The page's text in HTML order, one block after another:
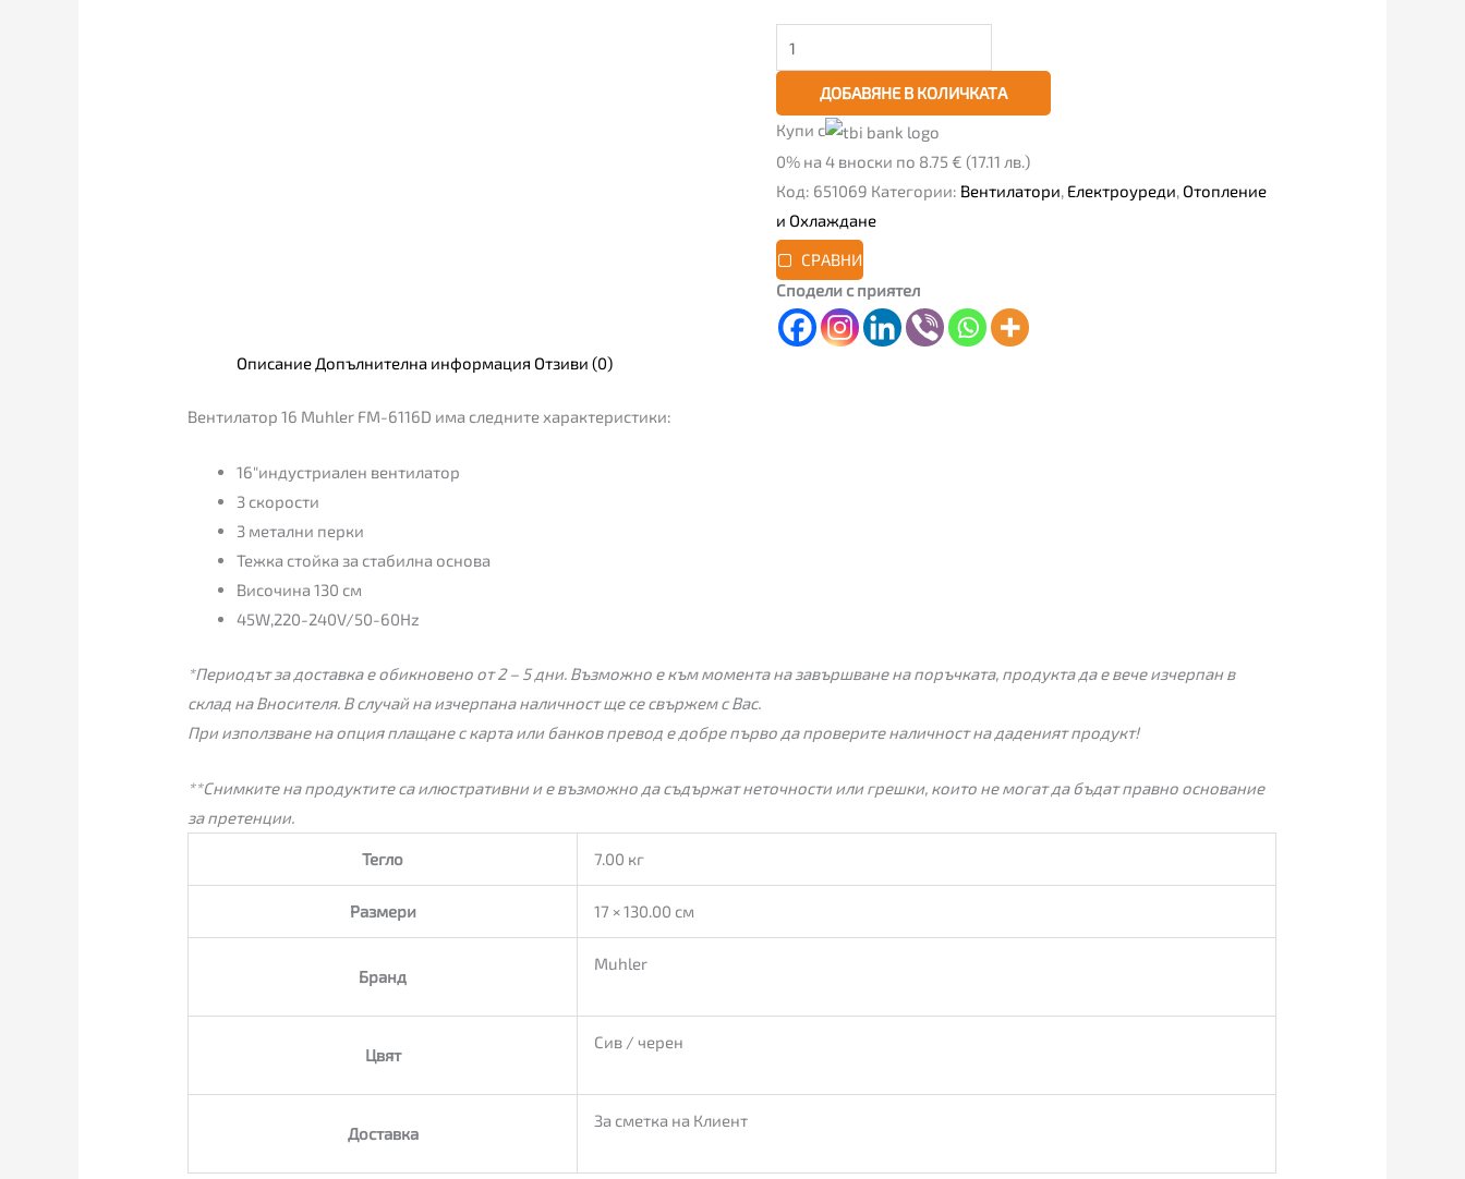
ДОБАВЯНЕ В КОЛИЧКАТА
Купи с
0% на 4 вноски по 8.75 € (17.11 лв.)
Код: 651069 Категории: Вентилатори, Електроуреди, Отопление
и Охлаждане
СРАВНИ
Сподели с приятел
Описание Допълнителна информация Отзиви (0)
Вентилатор 16 Muhler FM-6116D има следните характеристики:
16″индустриален вентилатор
3 скорости
3 метални перки
Тежка стойка за стабилна основа
Височина 130 см
45W,220-240V/50-60Hz
*Периодът за доставка е обикновено от 2 – 5 дни. Възможно е към момента на завършване на поръчката, продукта да е вече изчерпан в
склад на Вносителя. В случай на изчерпана наличност ще се свържем с Вас.
При използване на опция плащане с карта или банков превод е добре първо да проверите наличност на даденият продукт!
**Снимките на продуктите са илюстративни и е възможно да съдържат неточности или грешки, които не могат да бъдат правно основание
за претенции.
Тегло 7.00 кг
Размери 17 × 130.00 см
Бранд
Muhler
Цвят
Сив / черен
Доставка
За сметка на Клиент